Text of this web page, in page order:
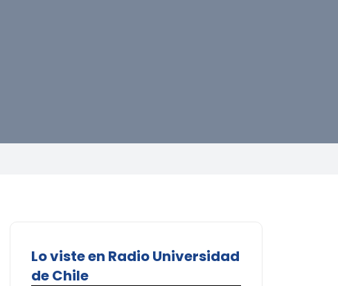
Lo viste en Radio Universidad
de Chile